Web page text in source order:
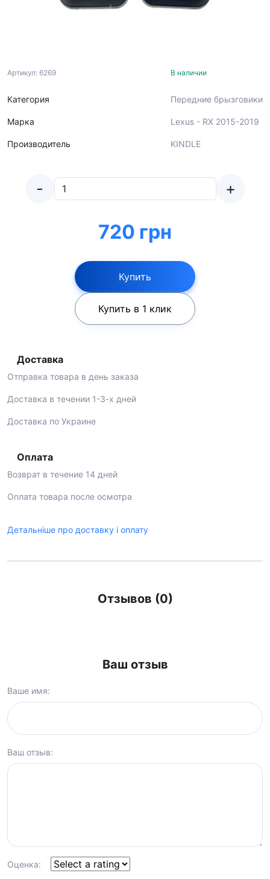
Артикул: 6269
Категория
Марка
Производитель
В наличии
Передние брызговики
Lexus - RX 2015-2019
KINDLE
- +
720 грн
Купить
Купить в 1 клик
Доставка
Отправка товара в день заказа
Доставка в течении 1-3-х дней
Доставка по Украине
Оплата
Возврат в течение 14 дней
Оплата товара после осмотра
Детальніше про доставку і оплату
Отзывов (0)
Ваш отзыв
Ваше имя:
Ваш отзыв:
Оценка: